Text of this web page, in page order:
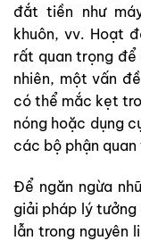
đắt tiền như
khuôn, vv. Hoạt
rất quan trọng để
nhiên, một vấn
có thể mắc kẹt
nóng hoặc dụng
các bộ phận
Để ngăn ngừa
giải pháp lý
lẫn trong nguyên